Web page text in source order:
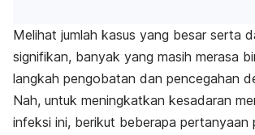
Melihat jumlah kasus yang besar serta
signifikan, banyak yang masih merasa
langkah pengobatan dan pencegahan
Nah, untuk meningkatkan kesadaran
infeksi ini, berikut beberapa pertanyaan